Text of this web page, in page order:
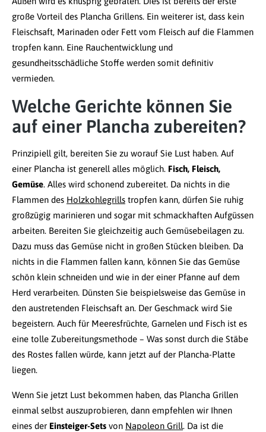
große Vorteil des Plancha Grillens. Ein weiterer ist, dass kein
Fleischsaft, Marinaden oder Fett vom Fleisch auf die Flammen
tropfen kann. Eine Rauchentwicklung und
gesundheitsschädliche Stoffe werden somit definitiv
vermieden.
Welche Gerichte können Sie
auf einer Plancha zubereiten?
Prinzipiell gilt, bereiten Sie zu worauf Sie Lust haben. Auf
einer Plancha ist generell alles möglich. Fisch, Fleisch,
Gemüse. Alles wird schonend zubereitet. Da nichts in die
Flammen des Holzkohlegrills tropfen kann, dürfen Sie ruhig
großzügig marinieren und sogar mit schmackhaften Aufgüssen
arbeiten. Bereiten Sie gleichzeitig auch Gemüsebeilagen zu.
Dazu muss das Gemüse nicht in großen Stücken bleiben. Da
nichts in die Flammen fallen kann, können Sie das Gemüse
schön klein schneiden und wie in der einer Pfanne auf dem
Herd verarbeiten. Dünsten Sie beispielsweise das Gemüse in
den austretenden Fleischsaft an. Der Geschmack wird Sie
begeistern. Auch für Meeresfrüchte, Garnelen und Fisch ist es
eine tolle Zubereitungsmethode – Was sonst durch die Stäbe
des Rostes fallen würde, kann jetzt auf der Plancha-Platte
liegen.
Wenn Sie jetzt Lust bekommen haben, das Plancha Grillen
einmal selbst auszuprobieren, dann empfehlen wir Ihnen
eines der Einsteiger-Sets von Napoleon Grill. Da ist die